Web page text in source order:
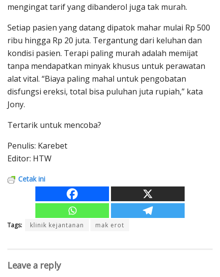
mengingat tarif yang dibanderol juga tak murah.
Setiap pasien yang datang dipatok mahar mulai Rp 500
ribu hingga Rp 20 juta. Tergantung dari keluhan dan
kondisi pasien. Terapi paling murah adalah memijat
tanpa mendapatkan minyak khusus untuk perawatan
alat vital. “Biaya paling mahal untuk pengobatan
disfungsi ereksi, total bisa puluhan juta rupiah,” kata
Jony.
Tertarik untuk mencoba?
Penulis: Karebet
Editor: HTW
Cetak ini
Tags: klinik kejantanan mak erot
Leave a reply